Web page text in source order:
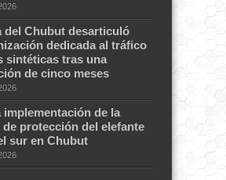
del Chubut desarticuló
dedicada al tráfico
sintéticas tras una
de cinco meses
implementación de la
de protección del elefante
sur en Chubut